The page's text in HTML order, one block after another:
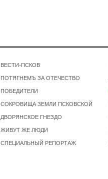
ВЕСТИ-ПСКОВ
ПОТЯГНЕМЪ ЗА ОТЕЧЕСТВО
ПОБЕДИТЕЛИ
СОКРОВИЩА ЗЕМЛИ ПСКОВСКОЙ
ДВОРЯНСКОЕ ГНЕЗДО
ЖИВУТ ЖЕ ЛЮДИ
СПЕЦИАЛЬНЫЙ РЕПОРТАЖ